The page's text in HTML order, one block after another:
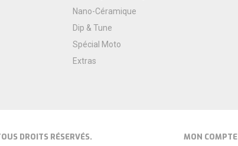
Nano-Céramique
Dip & Tune
Spécial Moto
Extras
DROITS RÉSERVÉS. MON COMPTE